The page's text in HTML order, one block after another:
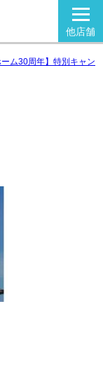
他店舗
ーム30周年】特別キャン